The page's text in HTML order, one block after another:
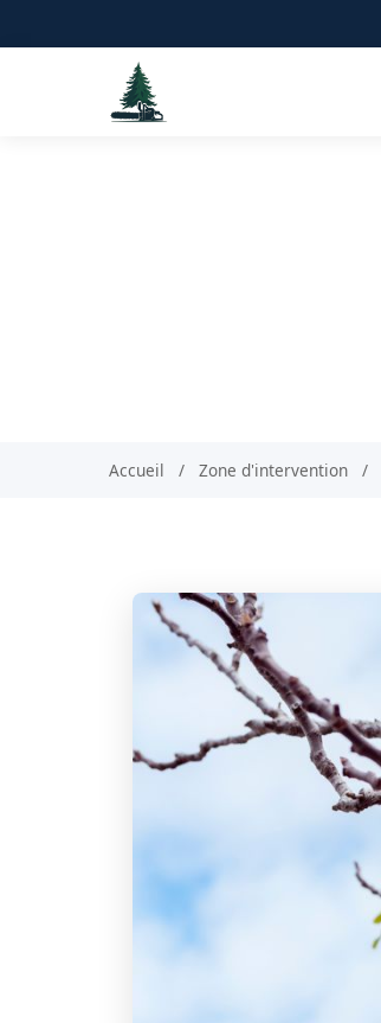
Accueil / Zone d'intervention /